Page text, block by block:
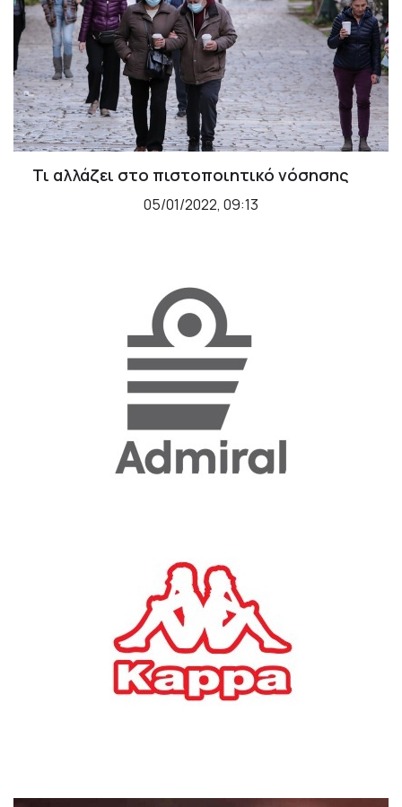
Τι αλλάζει στο πιστοποιητικό νόσησης
05/01/2022, 09:13